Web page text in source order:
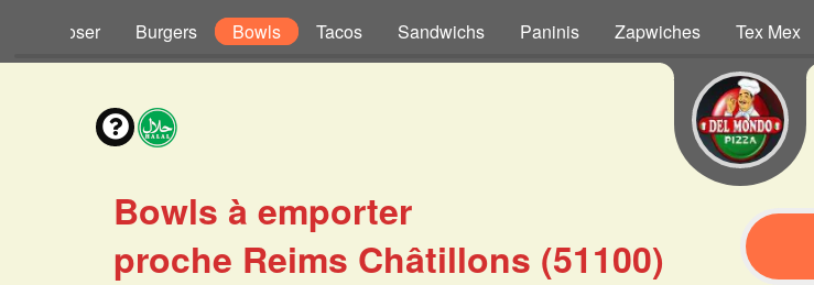
Composer Burgers Bowls Tacos Sandwichs Paninis Zapwiches Tex Mex
Bowls à emporter
proche Reims Châtillons (51100)